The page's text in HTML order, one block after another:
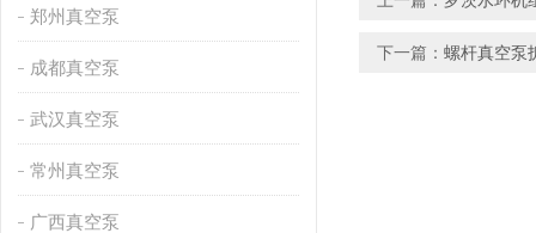
郑州真空泵
成都真空泵
武汉真空泵
常州真空泵
广西真空泵
下一篇： 螺杆真空泵